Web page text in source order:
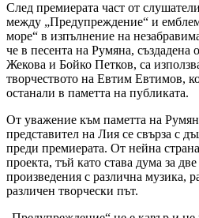
След премиерата част от
между „Предупреждение“ и
море“ в изпълнение на
че в песента на Румяна, създадена
Жекова и Бойко Петков, са
творчеството на Евтим Евтимов,
останали в паметта на публиката.
От уважение към паметта на
представител на Лия се свърза с
преди премиерата. От нейна
проекта, тъй като става дума за
произведения с различна музика,
различен творчески път.